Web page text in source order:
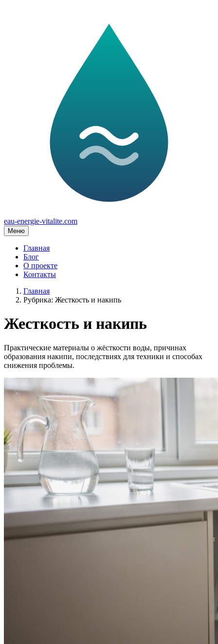
eau-energie-vitalite.com
Меню
Главная
Блог
О проекте
Контакты
Главная
Рубрика: Жесткость и накипь
Жесткость и накипь
Практические материалы о жёсткости воды, причинах
образования накипи, последствиях для техники и способах
снижения проблемы.